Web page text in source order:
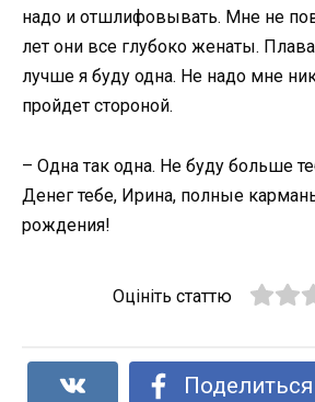
надо и отшлифовывать. Мне не
лет они все глубоко женаты.
лучше я буду одна. Не надо мне
пройдет стороной.
– Одна так одна. Не буду больше
Денег тебе, Ирина, полные
рождения!
Оцініть статтю